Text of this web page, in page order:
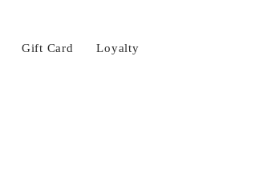
Gift Card Loyalty